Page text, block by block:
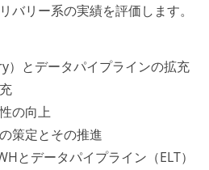
バリー系の実績を評価します。
）とデータパイプラインの拡充
の向上
策定とその推進
とデータパイプライン（ELT）